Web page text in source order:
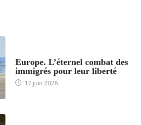
Europe. L’éternel combat des
immigrés pour leur liberté
17 juin 2026